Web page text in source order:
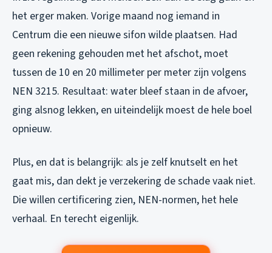
het erger maken. Vorige maand nog iemand in
Centrum die een nieuwe sifon wilde plaatsen. Had
geen rekening gehouden met het afschot, moet
tussen de 10 en 20 millimeter per meter zijn volgens
NEN 3215. Resultaat: water bleef staan in de afvoer,
ging alsnog lekken, en uiteindelijk moest de hele boel
opnieuw.
Plus, en dat is belangrijk: als je zelf knutselt en het
gaat mis, dan dekt je verzekering de schade vaak niet.
Die willen certificering zien, NEN-normen, het hele
verhaal. En terecht eigenlijk.